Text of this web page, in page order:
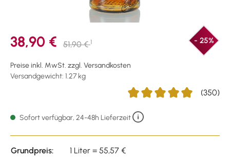
38,90 € 51,90 €1 - 25%
Preise inkl. MwSt. zzgl. Versandkosten
Versandgewicht: 1.27 kg
(350)
Sofort verfügbar, 24-48h Lieferzeit
Grundpreis:
1 Liter = 55,57 €